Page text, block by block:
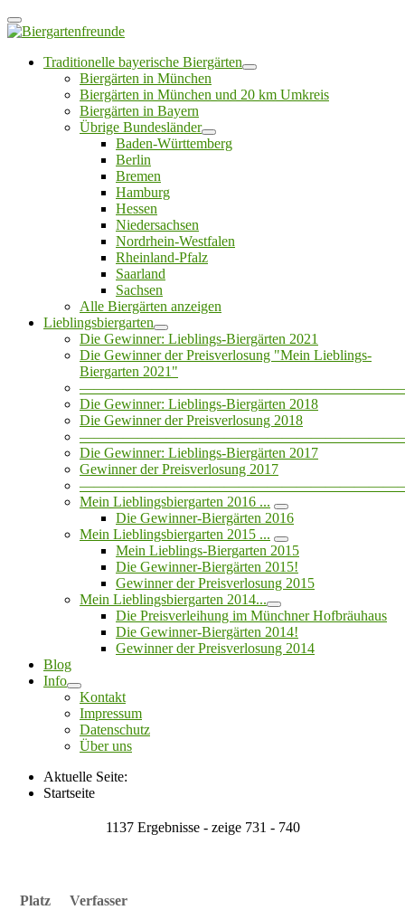
Traditionelle bayerische Biergärten
Biergärten in München
Biergärten in München und 20 km Umkreis
Biergärten in Bayern
Übrige Bundesländer
Baden-Württemberg
Berlin
Bremen
Hamburg
Hessen
Niedersachsen
Nordrhein-Westfalen
Rheinland-Pfalz
Saarland
Sachsen
Alle Biergärten anzeigen
Lieblingsbiergarten
Die Gewinner: Lieblings-Biergärten 2021
Die Gewinner der Preisverlosung "Mein Lieblings-
Biergarten 2021"
Die Gewinner: Lieblings-Biergärten 2018
Die Gewinner der Preisverlosung 2018
Die Gewinner: Lieblings-Biergärten 2017
Gewinner der Preisverlosung 2017
Mein Lieblingsbiergarten 2016 ...
Die Gewinner-Biergärten 2016
Mein Lieblingsbiergarten 2015 ...
Mein Lieblings-Biergarten 2015
Die Gewinner-Biergärten 2015!
Gewinner der Preisverlosung 2015
Mein Lieblingsbiergarten 2014...
Die Preisverleihung im Münchner Hofbräuhaus
Die Gewinner-Biergärten 2014!
Gewinner der Preisverlosung 2014
Blog
Info
Kontakt
Impressum
Datenschutz
Über uns
Aktuelle Seite:
Startseite
1137 Ergebnisse - zeige 731 - 740
Platz Verfasser